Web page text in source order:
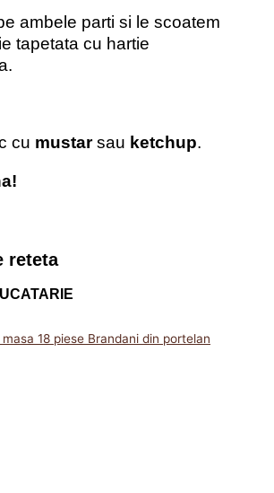
ambele parti si le scoatem
tapetata cu hartie
cu mustarsau ketchup.
reteta